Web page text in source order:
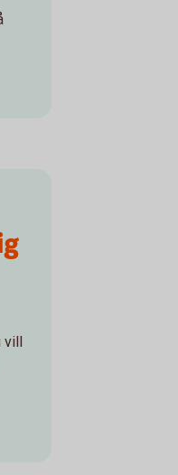
vill